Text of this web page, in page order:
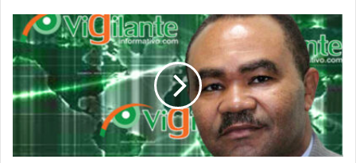
Leonel
Fernández:
El
Alumno
que
Emuló